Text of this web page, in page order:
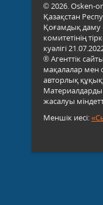
© 2026. Osken-
Қазақстан
Қоғамдық даму
комитетінің
куәлігі
® Агенттік
мақалалар мен
авторлық
Материалдарды
жасалуы
Меншік иесі: